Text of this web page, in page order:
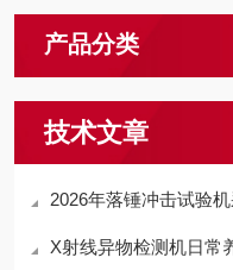
产品分类
技术文章
2026年落锤冲击试验机采购
X射线异物检测机日常